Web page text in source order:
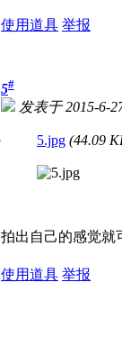
使用道具 举报
5#
发表于 2015-6-
5.jpg (44.09
拍出自己的感觉就
使用道具 举报